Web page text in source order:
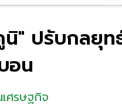
นิ" ปรับกลยุท
อน
ศรษฐกิจ